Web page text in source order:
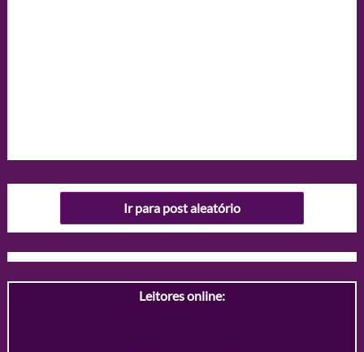
Ir para post aleatório
Leitores online: